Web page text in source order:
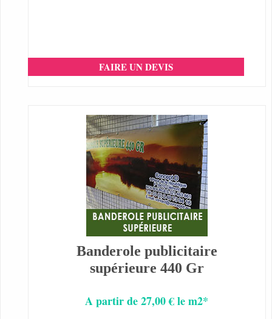
FAIRE UN DEVIS
Banderole publicitaire
supérieure 440 Gr
A partir de 27,00 € le m2*